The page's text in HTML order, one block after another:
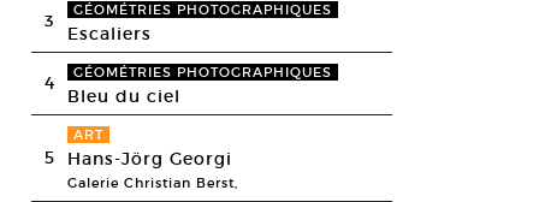
3 GÉOMÉTRIES PHOTOGRAPHIQUES
Escaliers
4 GÉOMÉTRIES PHOTOGRAPHIQUES
Bleu du ciel
5
ART
Hans-Jörg Georgi
Galerie Christian Berst,